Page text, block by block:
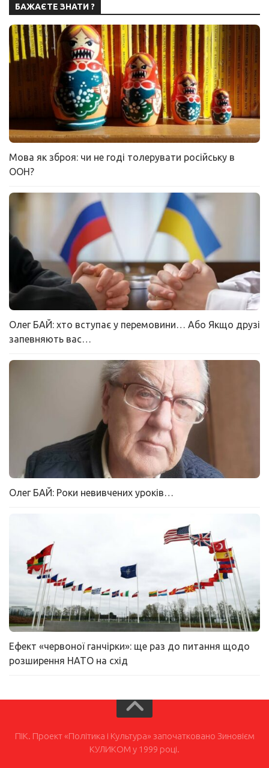
БАЖАЄТЕ ЗНАТИ ?
Мова як зброя: чи не годі толерувати російську в
ООН?
Олег БАЙ: хто вступає у перемовини… Або Якщо друзі
запевняють вас…
Олег БАЙ: Роки невивчених уроків…
Ефект «червоної ганчірки»: ще раз до питання щодо
розширення НАТО на схід
ПІК. Проект «Політика і Культура» започатковано Зиновієм
КУЛИКОМ у 1999 році.